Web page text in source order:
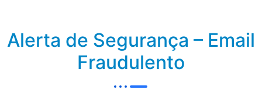
Alerta de Segurança – Email
Fraudulento